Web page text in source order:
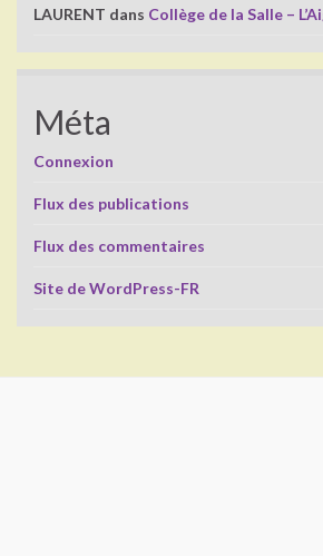
LAURENT dans Collège de la Salle –
Méta
Connexion
Flux des publications
Flux des commentaires
Site de WordPress-FR